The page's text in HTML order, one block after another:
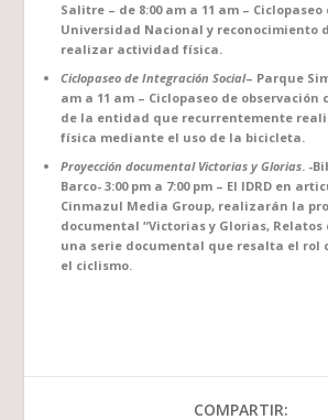
Salitre – de 8:00 am a 11 am –
Universidad Nacional y reconocimiento
realizar actividad física.
Ciclopaseo de Integración Social– Parque
am a 11 am – Ciclopaseo de
de la entidad que recurrentemente
física mediante el uso de la bicicleta.
Proyección documental Victorias y Glorias. -
Barco- 3:00 pm a 7:00 pm – El IDRD en
Cinmazul Media Group, realizarán la
documental “Victorias y Glorias, Relatos
una serie documental que resalta el rol
el ciclismo.
COMPARTIR: